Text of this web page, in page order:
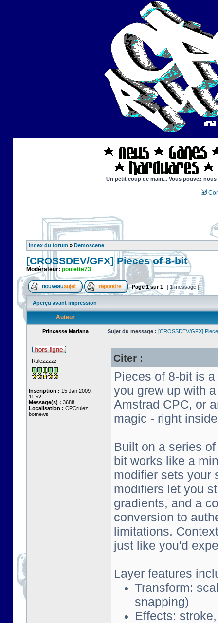
Un petit coup de main... Vous pouvez
Index du forum » Demoscene
[CROSSDEV/GFX] Pieces of 8-bit
Modérateur: poulette73
Page1sur1 [ 1 message ]
Aperçu avant impression
Auteur
Princesse Mariana Sujet du message : [CROSSDEV/GFX]
Rulezzzzz
Inscription : 15 Jan 2009,
11:52
Message(s) : 3688
Localisation : CPCrulez
botnews
Citer :
Pieces of 8-bit is
you grew up with
Amstrad CPC, or
magic - right
Built on a series
bit works like a
modifier sets your
modifiers let you
gradients, and a
conversion to
limitations.
just like you'd
Layer features
Transform:
snapping)
Effects: